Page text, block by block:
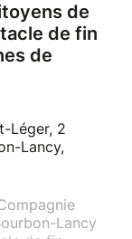
de
de fin
de
Léger, 2
Lancy,
Lancy